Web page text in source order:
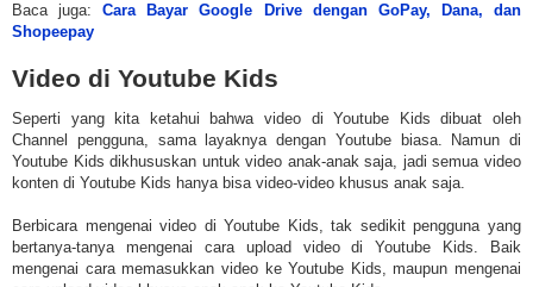
Baca juga:Cara Bayar Google Drive dengan GoPay, Dana, dan
Shopeepay
Video di Youtube Kids
Seperti yang kita ketahui bahwa video di Youtube Kids dibuat oleh
Channel pengguna, sama layaknya dengan Youtube biasa. Namun di
Youtube Kids dikhususkan untuk video anak-anak saja, jadi semua video
konten di Youtube Kids hanya bisa video-video khusus anak saja.
Berbicara mengenai video di Youtube Kids, tak sedikit pengguna yang
bertanya-tanya mengenai cara upload video di Youtube Kids. Baik
mengenai cara memasukkan video ke Youtube Kids, maupun mengenai